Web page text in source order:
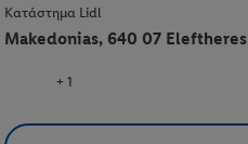
Κατάστημα Lidl
Makedonias, 640 07 Eleftheres
+ 1